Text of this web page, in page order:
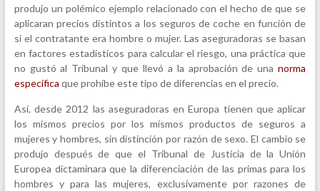
produjo un polémico ejemplo relacionado con el hecho de que se
aplicaran precios distintos a los seguros de coche en función de
si el contratante era hombre o mujer. Las aseguradoras se basan
en factores estadísticos para calcular el riesgo, una práctica que
no gustó al Tribunal y que llevó a la aprobación de unanorma
específica que prohíbe este tipo de diferencias en el precio.
Así, desde 2012 las aseguradoras en Europa tienen que aplicar
los mismos precios por los mismos productos de seguros a
mujeres y hombres, sin distinción por razón de sexo. El cambio se
produjo después de que el Tribunal de Justicia de la Unión
Europea dictaminara que la diferenciación de las primas para los
hombres y para las mujeres, exclusivamente por razones de